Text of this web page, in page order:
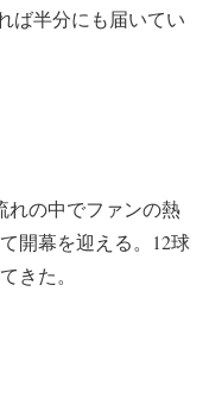
ば半分にも届いてい
れの中でファンの熱
開幕を迎える。12球
きた。